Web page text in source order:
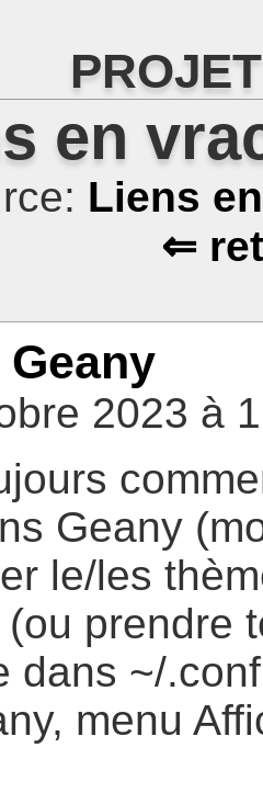
en
Liens
⇐
2023 à
Geany
le/les
prendre
dans ~/
menu